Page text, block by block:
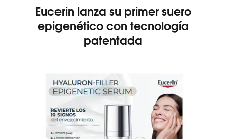
Eucerin lanza su primer suero
epigenético con tecnología
patentada